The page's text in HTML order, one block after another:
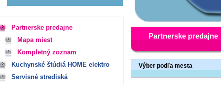
Partnerske predajne
Mapa miest
Kompletný zoznam
Kuchynské štúdiá HOME elektro
Servisné strediská
Partnerske predajne
Výber podľa mesta